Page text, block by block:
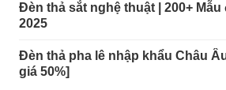
Mẫu đèn thả chùm trang trí phòng
Đèn thả sắt nghệ thuật | 200+
2025
Đèn thả pha lê nhập khẩu Châu
giá 50%]